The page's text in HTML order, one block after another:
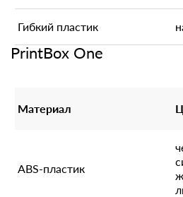
Гибкий пластик
PrintBox One
Материал
ABS-пластик